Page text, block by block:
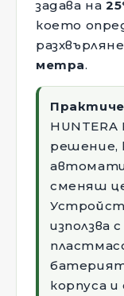
задава на
което
метра.
решение,
сменяш
използва
корпуса